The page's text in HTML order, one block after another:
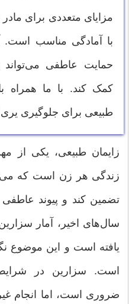
مزایای متعددی برای مادر
با آمادگی مناسب است.
حمایت عاطفی
کمک کند. با ما همراه
طبیعی برای جلوگیری
زایمان طبیعی، یکی از
زندگی هر زن است که
تضمین کند و پیوند عاطفی
سال‌های اخیر، آمار
یافته است و این موضوع
است. سزارین در
ضروری است، اما انجام